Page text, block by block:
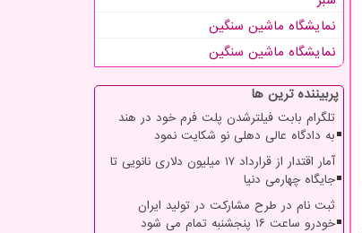
نمایشگاه ماشین سنگین
نمایشگاه ماشین سنگین
پربیننده ترین ها
تلگرام بابت فیلترشدن پلت فرم خود در هند
به دادگاه عالی دهلی نو شکایت نمود
آمار اقتدار از قرارداد ۱۷ میلیون دلاری نانویی تا
جایگاه چهارمی دنیا
ثبت نام در طرح مشارکت در تولید ایران
خودرو ساعت ۱۶ پنجشنبه تمام می شود